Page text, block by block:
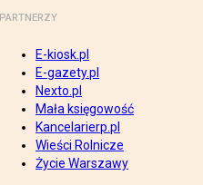
PARTNERZY
E-kiosk.pl
E-gazety.pl
Nexto.pl
Mała księgowość
Kancelarierp.pl
Wieści Rolnicze
Życie Warszawy